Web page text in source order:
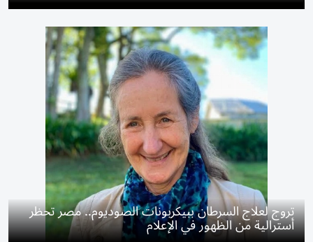
تروج لعلاج السرطان ببيكربونات الصوديوم.. مصر تحظر
أسترالية من الظهور في الإعلام